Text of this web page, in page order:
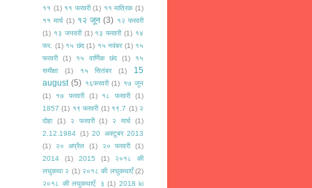
११ (1) ११ फरवरी (1) ११ मात्रिक (1)
११ मार्च (1) १२ जून (3) १२ फरवरी
(1) १३ जनवरी (1) १३ फरवरी (1) १४
फर. (1) १५ छंद (1) १५ नवंबर (1) १५
फरवरी
(1) १५ वार्णिक छंद (1)
१५
समीक्षा
(1) १५ सितंबर (1)
15
august (5) १६फरवरी (1) १७ जून
(1)
१७ फरवरी (1) १८ फरवरी
(1)
1857 (1) १९ फरवरी (1) १९.7 (1) २
दोहा
(1) २ फरवरी (1) २ मार्च
(1)
2.12.1984 (1) 20 अक्टूबर 2013
(1)
२० अप्रैल (1) २० फरवरी
(1)
2014
(1) 2015 (1)
२०१८ की
लघुकथा २ (1) २०१८ की लघुकथाएँ (2)
२०१८ की लघुकथाएँ: ३ (1) 2018 ki